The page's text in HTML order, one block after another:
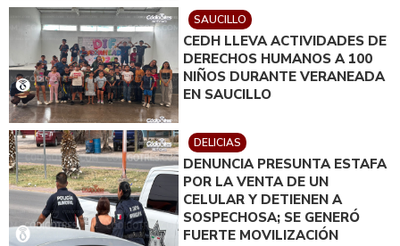
SAUCILLO
CEDH LLEVA ACTIVIDADES DE
DERECHOS HUMANOS A 100
NIÑOS DURANTE VERANEADA
EN SAUCILLO
DELICIAS
DENUNCIA PRESUNTA ESTAFA
POR LA VENTA DE UN
CELULAR Y DETIENEN A
SOSPECHOSA; SE GENERÓ
FUERTE MOVILIZACIÓN